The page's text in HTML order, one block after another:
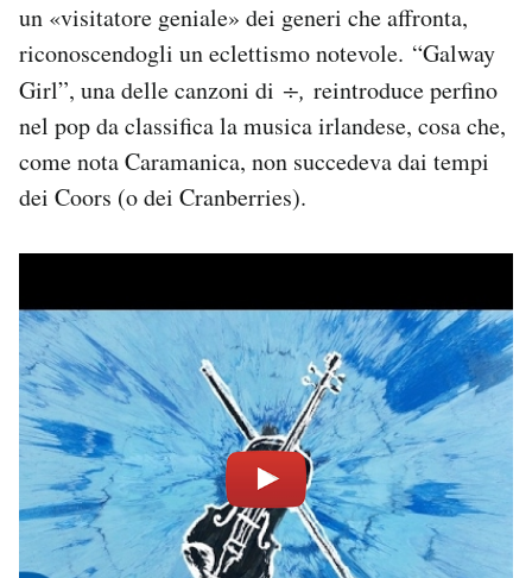
un «visitatore geniale» dei generi che affronta,
riconoscendogli un eclettismo notevole. “Galway
Girl”, una delle canzoni di ÷, reintroduce perfino
nel pop da classifica la musica irlandese, cosa che,
come nota Caramanica, non succedeva dai tempi
dei Coors (o dei Cranberries).